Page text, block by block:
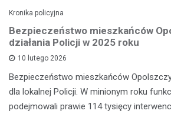
Kronika policyjna
Bezpieczeństwo mieszkańców
działania Policji w 2025 roku
10 lutego 2026
Bezpieczeństwo mieszkańców
dla lokalnej Policji. W minionym roku
podejmowali prawie 114 tysięcy